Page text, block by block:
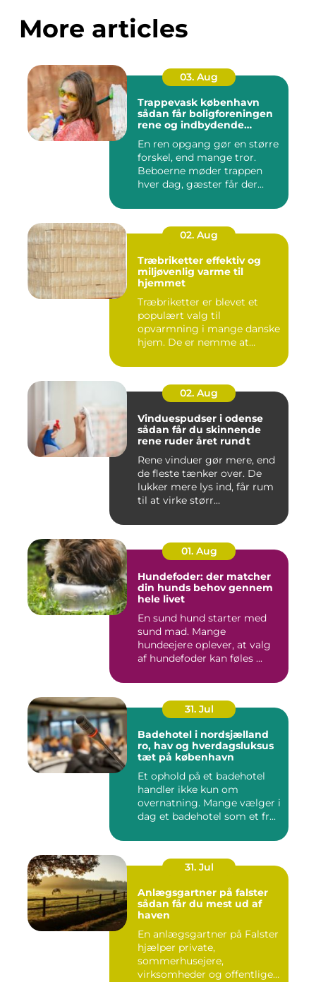
More articles
03. Aug
Trappevask københavn
sådan får boligforeningen
rene og indbydende
En ren opgang gør en større
forskel, end mange tror.
Beboerne møder trappen
hver dag, gæster får der...
02. Aug
Træbriketter effektiv og
miljøvenlig varme til
hjemmet
Træbriketter er blevet et
populært valg til
opvarmning i mange danske
hjem. De er nemme at
02. Aug
Vinduespudser i odense
sådan får du skinnende
rene ruder året rundt
Rene vinduer gør mere, end
de fleste tænker over. De
lukker mere lys ind, får rum
til at virke størr...
01. Aug
Hundefoder: der matcher
din hunds behov gennem
hele livet
En sund hund starter med
sund mad. Mange
hundeejere oplever, at valg
af hundefoder kan føles ...
31. Jul
Badehotel i nordsjælland
ro, hav og hverdagsluksus
tæt på københavn
Et ophold på et badehotel
handler ikke kun om
overnatning. Mange vælger i
dag et badehotel som et fr...
31. Jul
Anlægsgartner på falster
sådan får du mest ud af
haven
En anlægsgartner på Falster
hjælper private,
sommerhusejere,
virksomheder og offentlige